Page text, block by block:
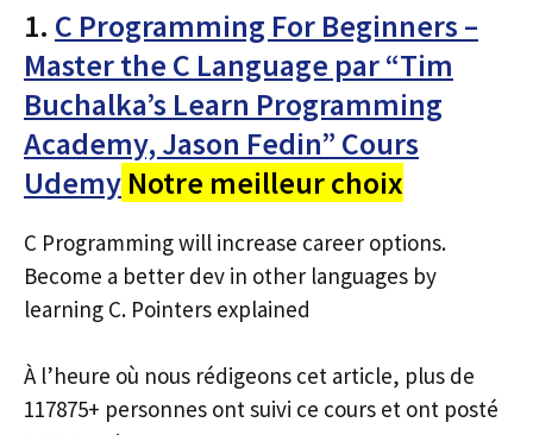
1. C Programming For Beginners –
Master the C Language par “Tim
Buchalka’s Learn Programming
Academy, Jason Fedin” Cours
Udemy Notre meilleur choix
C Programming will increase career options.
Become a better dev in other languages by
learning C. Pointers explained
À l’heure où nous rédigeons cet article, plus de
117875+ personnes ont suivi ce cours et ont posté